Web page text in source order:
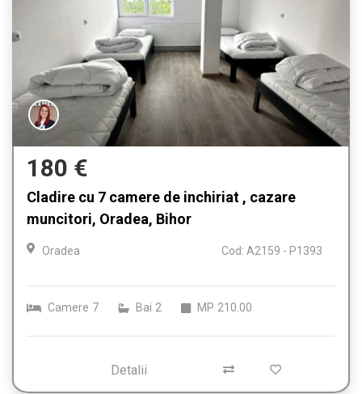
180 €
Cladire cu 7 camere de inchiriat , cazare
muncitori, Oradea, Bihor
Oradea Cod: A2159 - P1393
Camere 7 Bai 2 MP 210.00
Detalii